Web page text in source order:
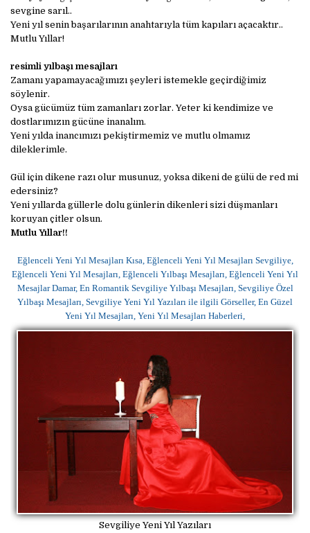
sevgine sarıl..
Yeni yıl senin başarılarının anahtarıyla tüm kapıları açacaktır..
Mutlu Yıllar!
resimli yılbaşı mesajları
Zamanı yapamayacağımızı şeyleri istemekle geçirdiğimiz
söylenir.
Oysa gücümüz tüm zamanları zorlar. Yeter ki kendimize ve
dostlarımızın gücüne inanalım.
Yeni yılda inancımızı pekiştirmemiz ve mutlu olmamız
dileklerimle.
Gül için dikene razı olur musunuz, yoksa dikeni de gülü de red mi
edersiniz?
Yeni yıllarda güllerle dolu günlerin dikenleri sizi düşmanları
koruyan çitler olsun.
Mutlu Yıllar!!
Eğlenceli Yeni Yıl Mesajları Kısa, Eğlenceli Yeni Yıl Mesajları Sevgiliye,
Eğlenceli Yeni Yıl Mesajları, Eğlenceli Yılbaşı Mesajları, Eğlenceli Yeni Yıl
Mesajlar Damar, En Romantik Sevgiliye Yılbaşı Mesajları, Sevgiliye Özel
Yılbaşı Mesajları, Sevgiliye Yeni Yıl Yazıları ile ilgili Görseller, En Güzel
Yeni Yıl Mesajları, Yeni Yıl Mesajları Haberleri,
Sevgiliye Yeni Yıl Yazıları